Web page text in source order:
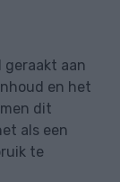
aan
en het
dit
als een
te